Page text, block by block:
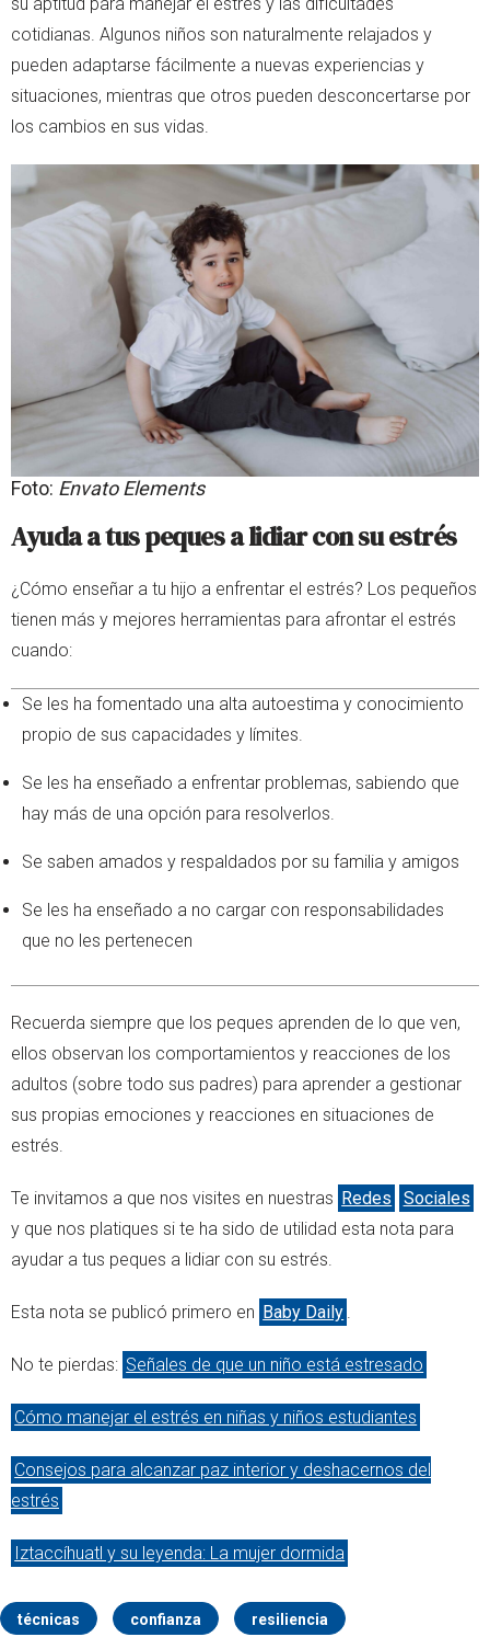
cotidianas. Algunos niños son naturalmente relajados y
pueden adaptarse fácilmente a nuevas experiencias y
situaciones, mientras que otros pueden desconcertarse por
los cambios en sus vidas.
Foto: Envato Elements
Ayuda a tus peques a lidiar con su estrés
¿Cómo enseñar a tu hijo a enfrentar el estrés? Los pequeños
tienen más y mejores herramientas para afrontar el estrés
cuando:
Se les ha fomentado una alta autoestima y conocimiento
propio de sus capacidades y límites.
Se les ha enseñado a enfrentar problemas, sabiendo que
hay más de una opción para resolverlos.
Se saben amados y respaldados por su familia y amigos
Se les ha enseñado a no cargar con responsabilidades
que no les pertenecen
Recuerda siempre que los peques aprenden de lo que ven,
ellos observan los comportamientos y reacciones de los
adultos (sobre todo sus padres) para aprender a gestionar
sus propias emociones y reacciones en situaciones de
estrés.
Te invitamos a que nos visites en nuestras Redes
Sociales
y que nos platiques si te ha sido de utilidad esta nota para
ayudar a tus peques a lidiar con su estrés.
Esta nota se publicó primero en Baby Daily .
No te pierdas: Señales de que un niño está estresado
Cómo manejar el estrés en niñas y niños estudiantes
Consejos para alcanzar paz interior y deshacernos del
estrés
Iztaccíhuatl y su leyenda: La mujer dormida
técnicas confianza resiliencia